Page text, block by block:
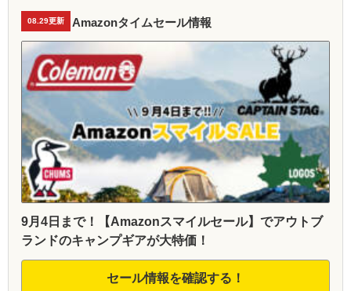
08.29更新 Amazonタイムセール情報
9月4日まで！【Amazonスマイルセール】でアウトブ
ランドのキャンプギアが大特価！
セール情報を確認する！